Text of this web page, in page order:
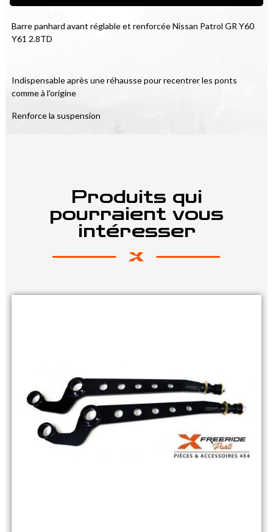
Barre panhard avant réglable et renforcée Nissan Patrol GR Y60
Y61 2.8TD
Indispensable après une réhausse pour recentrer les ponts
comme à l'origine
Renforce la suspension
Produits qui
pourraient vous
intéresser